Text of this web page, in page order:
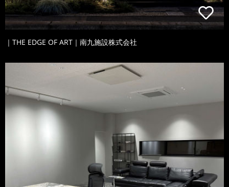
｜THE EDGE OF ART｜南九施設株式会社